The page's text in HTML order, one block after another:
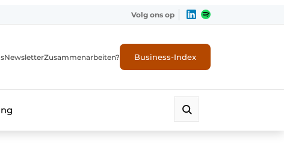
Volg ons op
NewsletterZusammenarbeiten? Business-Index